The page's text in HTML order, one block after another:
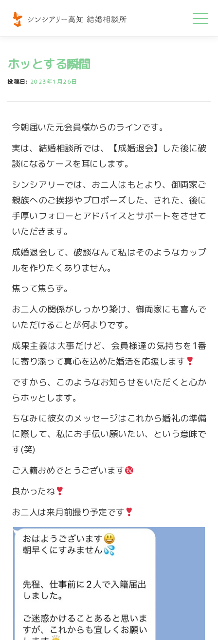
テ
へ
営業時間 9:00～18:00
定休日 火・水曜日
お問い合わせ
ホッとする瞬間
投稿日: 2023年1月26日
今朝届いた元会員様からのラインです。
実は、結婚相談所では、【成婚退会】した後に破
談になるケースを耳にします。
シンシアリーでは、お二人はもとより、御両家ご
親族へのご挨拶やプロポーズした、された、後に
手厚いフォローとアドバイスとサポートをさせて
いただきます。
成婚退会して、破談なんて私はそのようなカップ
ルを作りたくありません。
焦って焦らず。
お二人の関係がしっかり築け、御両家にも喜んで
いただけることが何よりです。
成果主義は大事だけど、会員様達の気持ちを1番
に寄り添って真心を込めた婚活を応援します
ですから、このようなお知らせをいただくと心か
らホッとします。
ちなみに彼女のメッセージはこれから婚礼の準備
に際して、私にお手伝い願いたい、という意味で
す(笑)
ご入籍おめでとうございます
良かったね
お二人は来月前撮り予定です